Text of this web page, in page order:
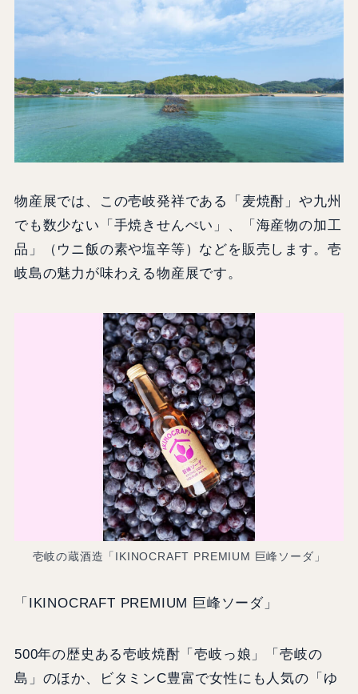
物産展では、この壱岐発祥である「麦焼酎」や九州
でも数少ない「手焼きせんぺい」、「海産物の加工
品」（ウニ飯の素や塩辛等）などを販売します。壱
岐島の魅力が味わえる物産展です。
壱岐の蔵酒造「IKINOCRAFT PREMIUM 巨峰ソーダ」
「IKINOCRAFT PREMIUM 巨峰ソーダ」
500年の歴史ある壱岐焼酎「壱岐っ娘」「壱岐の
島」のほか、ビタミンC豊富で女性にも人気の「ゆ